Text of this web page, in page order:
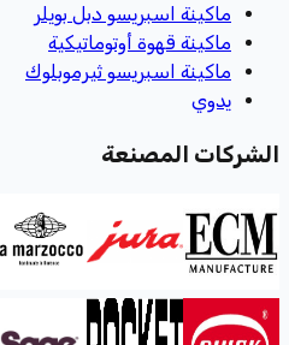
ماكينة اسبريسو دبل بويلر
ماكينة قهوة أوتوماتيكية
ماكينة اسبريسو ثيرموبلوك
يدوي
الشركات المصنعة